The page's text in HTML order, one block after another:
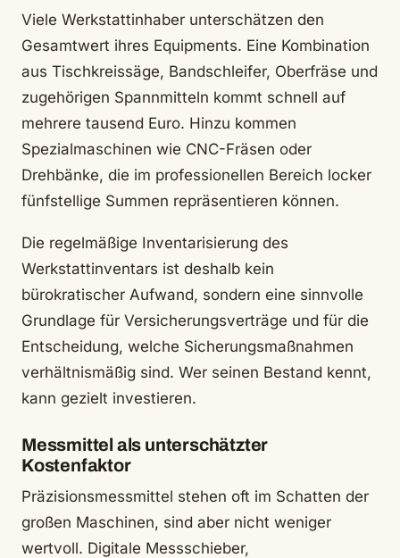
Viele Werkstattinhaber unterschätzen den
Gesamtwert ihres Equipments. Eine Kombination
aus Tischkreissäge, Bandschleifer, Oberfräse und
zugehörigen Spannmitteln kommt schnell auf
mehrere tausend Euro. Hinzu kommen
Spezialmaschinen wie CNC-Fräsen oder
Drehbänke, die im professionellen Bereich locker
fünfstellige Summen repräsentieren können.
Die regelmäßige Inventarisierung des
Werkstattinventars ist deshalb kein
bürokratischer Aufwand, sondern eine sinnvolle
Grundlage für Versicherungsverträge und für die
Entscheidung, welche Sicherungsmaßnahmen
verhältnismäßig sind. Wer seinen Bestand kennt,
kann gezielt investieren.
Messmittel als unterschätzter
Kostenfaktor
Präzisionsmessmittel stehen oft im Schatten der
großen Maschinen, sind aber nicht weniger
wertvoll. Digitale Messschieber,